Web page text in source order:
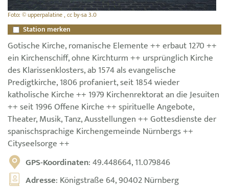
Foto: © upperpalatine , cc by-sa 3.0
Station merken
Gotische Kirche, romanische Elemente ++ erbaut 1270 ++
ein Kirchenschiff, ohne Kirchturm ++ ursprünglich Kirche
des Klarissenklosters, ab 1574 als evangelische
Predigtkirche, 1806 profaniert, seit 1854 wieder
katholische Kirche ++ 1979 Kirchenrektorat an die Jesuiten
++ seit 1996 Offene Kirche ++ spirituelle Angebote,
Theater, Musik, Tanz, Ausstellungen ++ Gottesdienste der
spanischsprachige Kirchengemeinde Nürnbergs ++
Cityseelsorge ++
GPS-Koordinaten: 49.448664, 11.079846
Adresse: Königstraße 64, 90402 Nürnberg